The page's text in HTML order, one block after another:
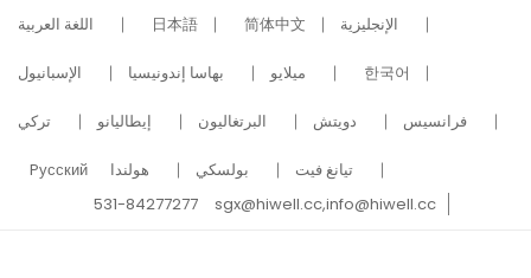
الإنجليزية 简体中文
日本語 اللغة العربية
한국어 ميلايو بهاسا إندونيسيا الإسبانيول
فرانسيس دويتش البرتغاليون إيطاليانو تركي
تيانغ فيت بولسكي هولندا
Pусский
sgx@hiwell.cc,info@hiwell.cc
531-84277277